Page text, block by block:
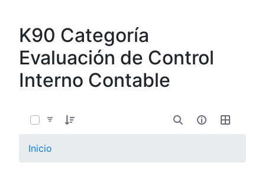
K90 Categoría
Evaluación de Control
Interno Contable
Inicio